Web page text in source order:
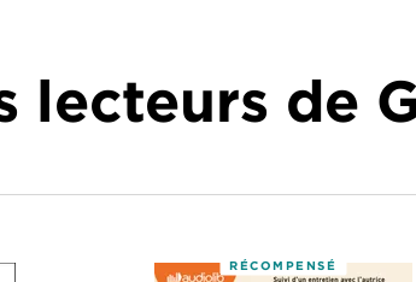
lecteurs de
RÉCOMPENSÉ